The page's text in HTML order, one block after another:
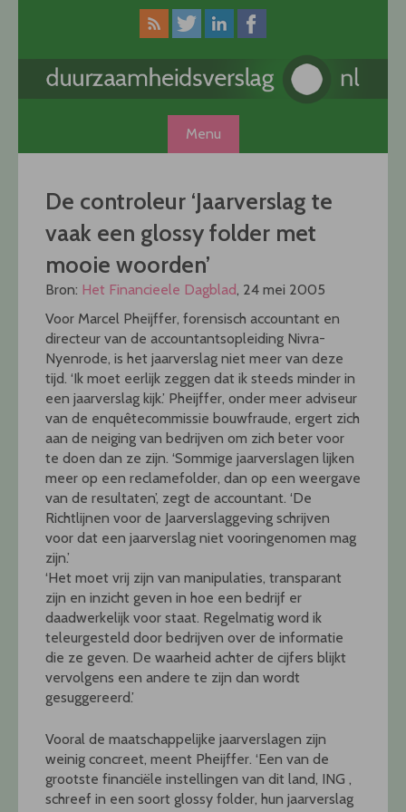
Menu
De controleur ‘Jaarverslag te
vaak een glossy folder met
mooie woorden’
Bron: Het Financieele Dagblad, 24 mei 2005
Voor Marcel Pheijffer, forensisch accountant en
directeur van de accountantsopleiding Nivra-
Nyenrode, is het jaarverslag niet meer van deze
tijd. ‘Ik moet eerlijk zeggen dat ik steeds minder in
een jaarverslag kijk.’ Pheijffer, onder meer adviseur
van de enquêtecommissie bouwfraude, ergert zich
aan de neiging van bedrijven om zich beter voor
te doen dan ze zijn. ‘Sommige jaarverslagen lijken
meer op een reclamefolder, dan op een weergave
van de resultaten’, zegt de accountant. ‘De
Richtlijnen voor de Jaarverslaggeving schrijven
voor dat een jaarverslag niet vooringenomen mag
zijn.’
‘Het moet vrij zijn van manipulaties, transparant
zijn en inzicht geven in hoe een bedrijf er
daadwerkelijk voor staat. Regelmatig word ik
teleurgesteld door bedrijven over de informatie
die ze geven. De waarheid achter de cijfers blijkt
vervolgens een andere te zijn dan wordt
gesuggereerd.’
Vooral de maatschappelijke jaarverslagen zijn
weinig concreet, meent Pheijffer. ‘Een van de
grootste financiële instellingen van dit land, ING ,
schreef in een soort glossy folder, hun jaarverslag